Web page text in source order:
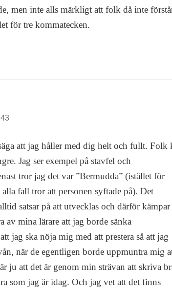
men inte alls märkligt att folk då inte
för tre kommatecken.
att jag håller med dig helt och fullt. Folk
Jag ser exempel på stavfel och
tror jag det var ”Bermudda” (istället för
fall tror att personen syftade på). Det
satsar på att utvecklas och därför kämpar
av mina lärare att jag borde sänka
jag ska nöja mig med att prestera så att jag
när de egentligen borde uppmuntra mig
ju att det är genom min strävan att skriva
som jag är idag. Och jag vet att det finns